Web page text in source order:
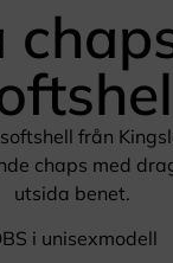
från
chaps med
utsida benet.
i unisexmodell